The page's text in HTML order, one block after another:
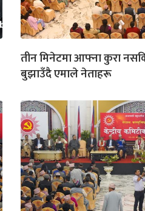
तीन मिनेटमा आफ्ना कुरा
बुझाउँदै एमाले नेताहरू